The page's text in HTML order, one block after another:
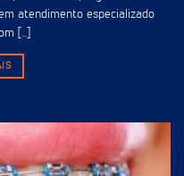
atendimento especializado
[...]